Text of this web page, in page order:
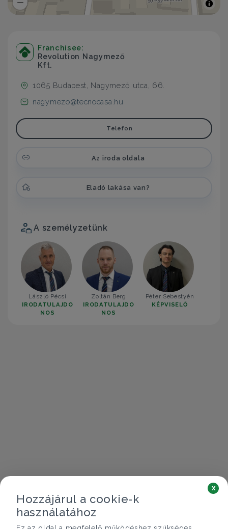
Franchisee:
Revolution Nagymező
Kft.
1065 Budapest, Nagymező utca, 66.
nagymezo@tecnocasa.hu
Telefon
Az iroda oldala
Eladó lakása van?
A személyzetünk
László Pécsi
IRODATULAJDO
NOS
Zoltán Berg
IRODATULAJDO
NOS
Péter Sebestyén
KÉPVISELŐ
Hozzájárul a cookie-k
használatához
x